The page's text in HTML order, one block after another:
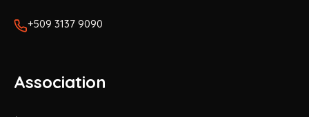
+509 3137 9090
Association